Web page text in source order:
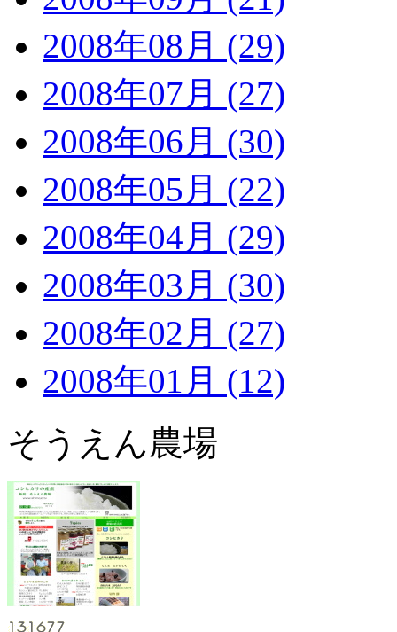
2008年08月 (29)
2008年07月 (27)
2008年06月 (30)
2008年05月 (22)
2008年04月 (29)
2008年03月 (30)
2008年02月 (27)
2008年01月 (12)
そうえん農場